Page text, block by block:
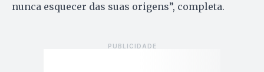
nunca esquecer das suas origens”, completa.